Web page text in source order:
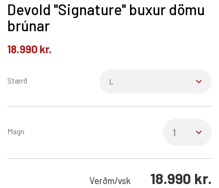
Devold "Signature" buxur dömu
brúnar
18.990 kr.
Stærð
Magn
Verðm/vsk 18.990 kr.